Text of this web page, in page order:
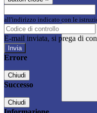
all'indirizzo indicato con le
E-mail inviata, si prega di
Errore
Chiudi
Successo
Chiudi